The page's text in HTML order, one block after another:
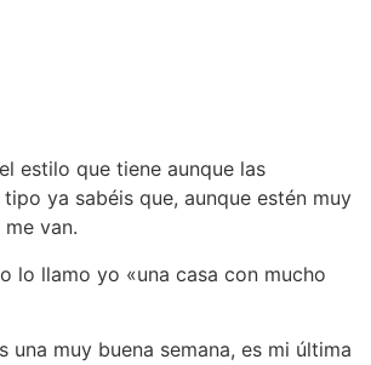
estilo que tiene aunque las
ya sabéis que, aunque estén muy
van.
lo llamo yo «una casa con mucho
una muy buena semana, es mi última